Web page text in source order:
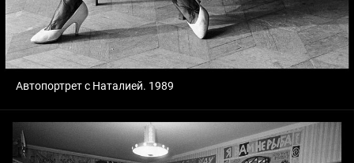
Автопортрет с Наталией. 1989